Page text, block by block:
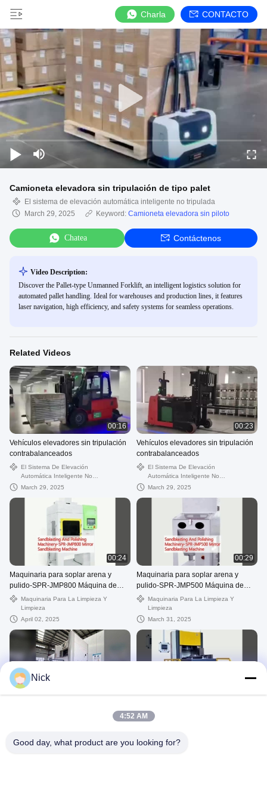
Charla CONTACTO
Camioneta elevadora sin tripulación de tipo palet
El sistema de elevación automática inteligente no tripulada
March 29, 2025
Keyword: Camioneta elevadora sin piloto
Chatea Contáctenos
Video Description:
Discover the Pallet-type Unmanned Forklift, an intelligent logistics solution for
automated pallet handling. Ideal for warehouses and production lines, it features
laser navigation, high efficiency, and safety systems for seamless operations.
Related Videos
00:16
Vehículos elevadores sin tripulación
contrabalanceados
El Sistema De Elevación
Automática Inteligente No
Tripulada
March 29, 2025
00:23
Vehículos elevadores sin tripulación
contrabalanceados
El Sistema De Elevación
Automática Inteligente No
Tripulada
March 29, 2025
00:24
Maquinaria para soplar arena y
pulido-SPR-JMP800 Máquina de
soplar arena con espejo
Maquinaria Para La Limpieza Y
Limpieza
April 02, 2025
00:29
Maquinaria para soplar arena y
pulido-SPR-JMP500 Máquina de
soplar arena con espejo
Maquinaria Para La Limpieza Y
Limpieza
March 31, 2025
February 04, 2026
activación-KDL352 Máquina de
víasApril 02, 2025
Nick
4:52 AM
Good day, what product are you looking for?